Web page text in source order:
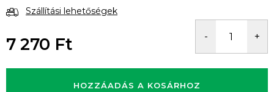
Szállítási lehetőségek
7 270 Ft
HOZZÁADÁS A KOSÁRHOZ